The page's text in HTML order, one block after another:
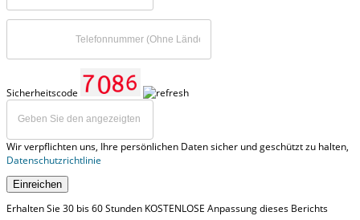
Sicherheitscode
Wir verpflichten uns, Ihre persönlichen Daten sicher und geschützt zu halten,
Datenschutzrichtlinie
Einreichen
Erhalten Sie 30 bis 60 Stunden KOSTENLOSE Anpassung dieses Berichts